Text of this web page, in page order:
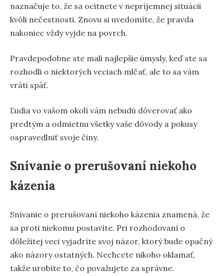
naznačuje to, že sa ocitnete v nepríjemnej situácii
kvôli nečestnosti. Znovu si uvedomíte, že pravda
nakoniec vždy vyjde na povrch.
Pravdepodobne ste mali najlepšie úmysly, keď ste sa
rozhodli o niektorých veciach mlčať, ale to sa vám
vráti späť.
Ľudia vo vašom okolí vám nebudú dôverovať ako
predtým a odmietnu všetky vaše dôvody a pokusy
ospravedlniť svoje činy.
Snívanie o prerušovaní niekoho
kázenia
Snívanie o prerušovaní niekoho kázenia znamená, že
sa proti niekomu postavíte. Pri rozhodovaní o
dôležitej veci vyjadríte svoj názor, ktorý bude opačný
ako názory ostatných. Nechcete nikoho oklamať,
takže urobíte to, čo považujete za správne.